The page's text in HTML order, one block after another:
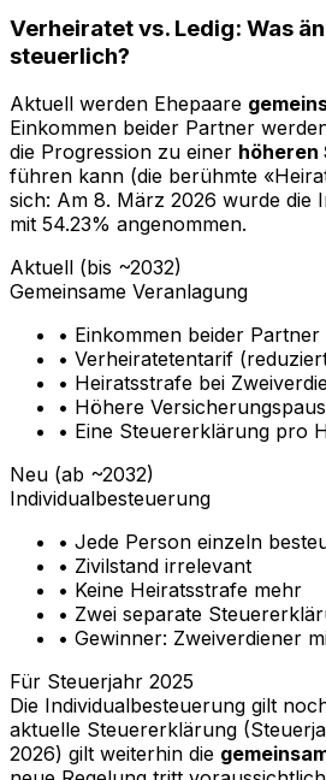
Verheiratet vs. Ledig: Was
steuerlich?
Aktuell werden Ehepaare
Einkommen beider Partner
die Progression zu einer höheren
führen kann (die berühmte
sich: Am 8. März 2026 wurde die
mit 54.23% angenommen.
Aktuell (bis ~2032)
Gemeinsame Veranlagung
• Einkommen beider Partner
• Verheiratetentarif
• Heiratsstrafe bei
• Höhere
• Eine Steuererklärung pro
Neu (ab ~2032)
Individualbesteuerung
• Jede Person einzeln
• Zivilstand irrelevant
• Keine Heiratsstrafe mehr
• Zwei separate
• Gewinner: Zweiverdiener
Für Steuerjahr 2025
Die Individualbesteuerung gilt
aktuelle Steuererklärung
2026) gilt weiterhin die